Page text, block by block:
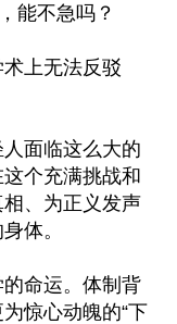
能不急吗？
上无法反驳
面临这么大的
个充满挑战和
、为正义发声
体。
命运。体制背
惊心动魄的“下